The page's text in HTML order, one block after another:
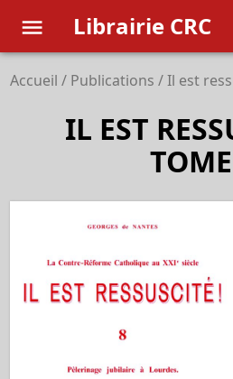
Librairie CRC
Accueil / Publications /Il est
IL EST